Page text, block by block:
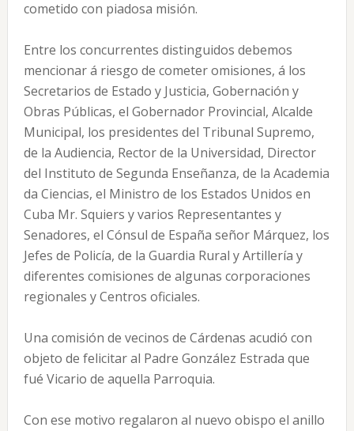
cometido con piadosa misión.
Entre los concurrentes distinguidos debemos
mencionar á riesgo de cometer omisiones, á los
Secretarios de Estado y Justicia, Gobernación y
Obras Públicas, el Gobernador Provincial, Alcalde
Municipal, los presidentes del Tribunal Supremo,
de la Audiencia, Rector de la Universidad, Director
del Instituto de Segunda Enseñanza, de la Academia
da Ciencias, el Ministro de los Estados Unidos en
Cuba Mr. Squiers y varios Representantes y
Senadores, el Cónsul de España señor Márquez, los
Jefes de Policía, de la Guardia Rural y Artillería y
diferentes comisiones de algunas corporaciones
regionales y Centros oficiales.
Una comisión de vecinos de Cárdenas acudió con
objeto de felicitar al Padre González Estrada que
fué Vicario de aquella Parroquia.
Con ese motivo regalaron al nuevo obispo el anillo